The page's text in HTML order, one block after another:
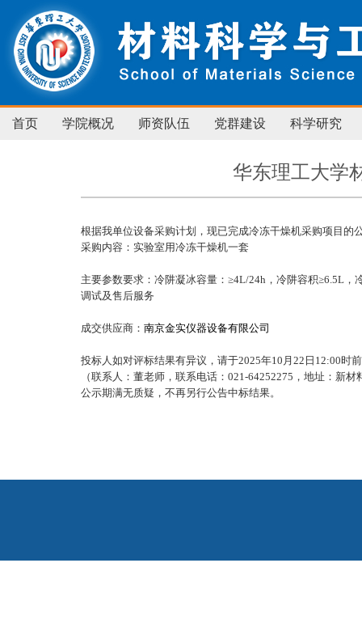
首页 学院概况 师资队伍 党群建设 科学研究
华东理工大学
根据我单位设备采购计划，现已完成冷冻干燥机采购项目的
采购内容：实验室用冷冻干燥机一套
主要参数要求：冷阱凝冰容量：≥4L/24h ，冷阱容积≥6.5L ，
调试及售后服务
成交供应商： 南京金实仪器设备有限公司
投标人如对评标结果有异议，请于2025年10月22日12:00时
（联系人：董老师，联系电话：021-64252275，地址：新
公示期满无质疑，不再另行公告中标结果。